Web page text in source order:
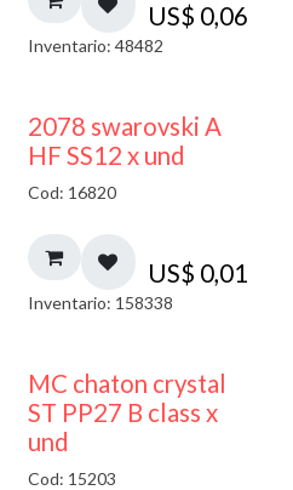
US$ 0,06
Inventario: 48482
2078 swarovski A
HF SS12 x und
Cod: 16820
US$ 0,01
Inventario: 158338
MC chaton crystal
ST PP27 B class x
und
Cod: 15203